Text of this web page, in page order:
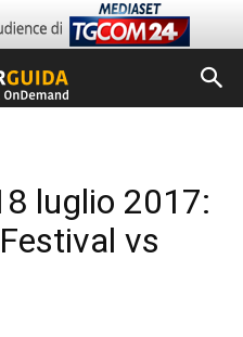
luglio 2017:
vs